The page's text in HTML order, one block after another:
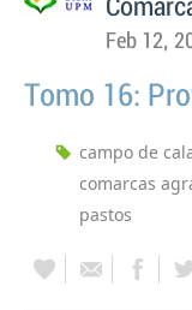
Feb 12,
Tomo 16:
campo de
comarcas
pastos